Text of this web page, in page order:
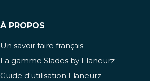
À PROPOS
Un savoir faire français
La gamme Slades by Flaneurz
Guide d'utilisation Flaneurz